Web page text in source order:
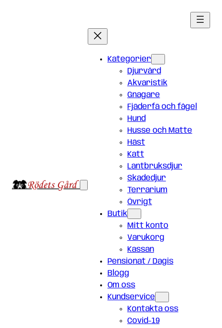
Kategorier
Djurvård
Akvaristik
Gnagare
Fjäderfä och fågel
Hund
Husse och Matte
Häst
Katt
Lantbruksdjur
Skadedjur
Terrarium
Övrigt
Butik
Mitt konto
Varukorg
Kassan
Pensionat / Dagis
Blogg
Om oss
Kundservice
Kontakta oss
Covid-19